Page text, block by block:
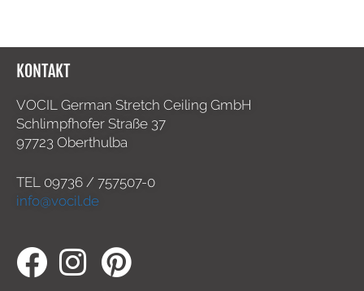
KONTAKT
VOCIL German Stretch Ceiling GmbH
Schlimpfhofer Straße 37
97723 Oberthulba
TEL 09736 / 757507-0
info@vocil.de